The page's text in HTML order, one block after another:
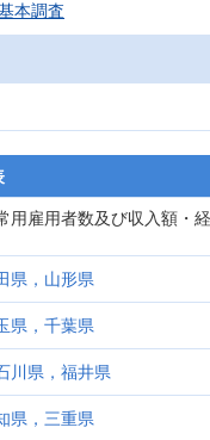
本調査
用雇用者数及び収入額
県，山形県
県，千葉県
川県，福井県
県，三重県